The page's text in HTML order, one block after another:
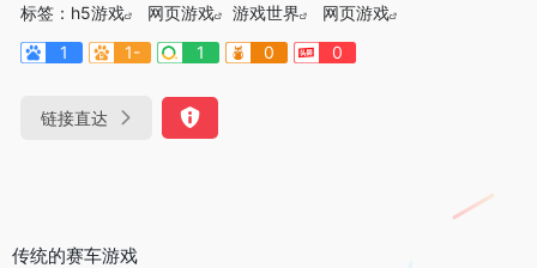
标签： h5游戏 网页游戏 游戏世界
网页游戏
1
1- 1 0 0
链接直达
传统的赛车游戏